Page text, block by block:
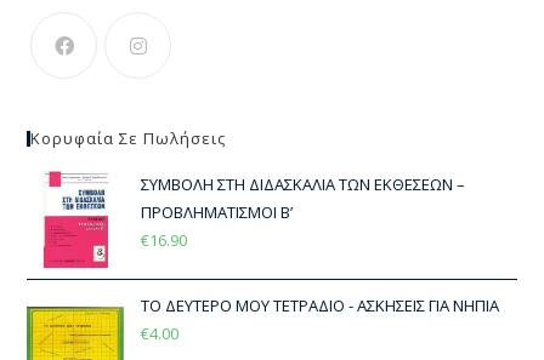
Κορυφαία Σε Πωλήσεις
ΣΥΜΒΟΛΗ ΣΤΗ ΔΙΔΑΣΚΑΛΙΑ ΤΩΝ ΕΚΘΕΣΕΩΝ –
ΠΡΟΒΛΗΜΑΤΙΣΜΟΙ Β’
€16.90
ΤΟ ΔΕΥΤΕΡΟ ΜΟΥ ΤΕΤΡΑΔΙΟ - ΑΣΚΗΣΕΙΣ ΓΙΑ ΝΗΠΙΑ
€4.00